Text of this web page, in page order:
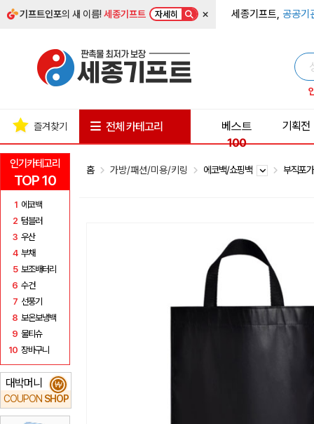
기프트인포의 새 이름!세종기프트 자세히 × 세종기프트, 공공기
인기카테고리
TOP 10
1 에코백
2 텀블러
3 우산
4 부채
5 보조배터리
6 수건
7 선풍기
8 보온보냉백
9 물티슈
10 장바구니
대박머니
COUPON SHOP
₩
즐겨찾기 전체 카테고리
베스트
100
기획전
홈 가방/패션/미용/키링 에코백/쇼핑백 부직포